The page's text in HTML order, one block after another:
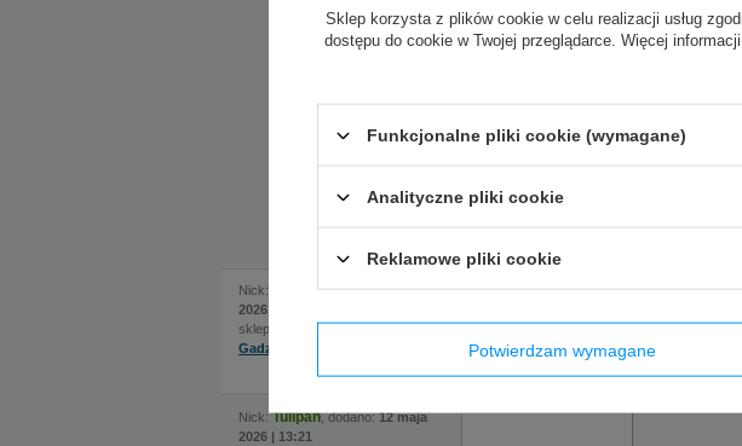
nadmieniona
ekspedientka
zauważyła że certyfikat
czym sama zamówiła
dopasowany zarówno
Nick: Wojciech
2026 | 00:44
sklep internetowy:
Gadzetyrajdowe.pl
Polecam.
Nick:Tulipan, dodano:12 maja
2026 | 13:21
Płeć:
Materiał
Jeżeli powyższy opis jest dla Ciebie
E-mail:
Sklep korzysta z plików cookie w celu realizacji usług
dostępu do cookie w Twojej przeglądarce. Więcej
Funkcjonalne pliki cookie (wymagane)
Analityczne pliki cookie
Reklamowe pliki cookie
Potwierdzam wymagane